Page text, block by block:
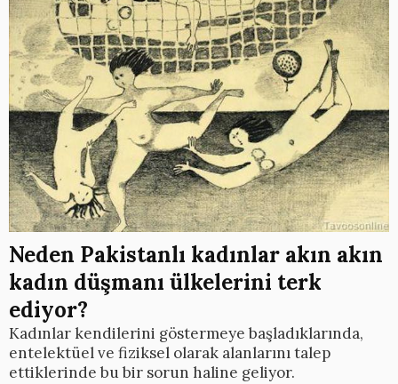
Neden Pakistanlı kadınlar akın akın
kadın düşmanı ülkelerini terk
ediyor?
Kadınlar kendilerini göstermeye başladıklarında,
entelektüel ve fiziksel olarak alanlarını talep
ettiklerinde bu bir sorun haline geliyor.